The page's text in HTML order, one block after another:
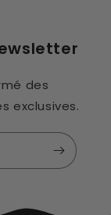
des
exclusives.